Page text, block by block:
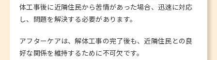
体工事後に近隣住民から苦情があった場合、迅速に対応
し、問題を解決する必要があります。
アフターケアは、解体工事の完了後も、近隣住民との良
好な関係を維持するために不可欠です。